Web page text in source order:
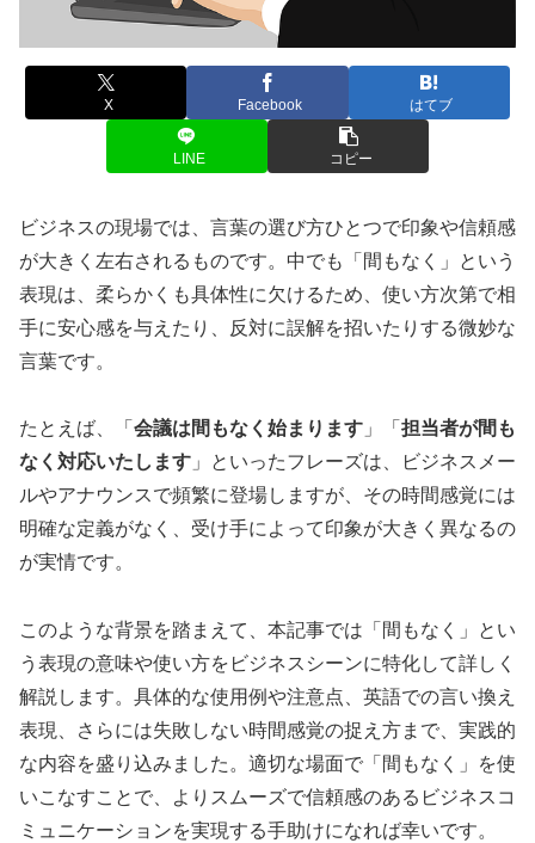
X Facebook はてブ
LINE コピー
ビジネスの現場では、言葉の選び方ひとつで印象や信頼感
が大きく左右されるものです。中でも「間もなく」という
表現は、柔らかくも具体性に欠けるため、使い方次第で相
手に安心感を与えたり、反対に誤解を招いたりする微妙な
言葉です。
たとえば、「 会議は間もなく始まります 」「 担当者が間も
なく対応いたします 」といったフレーズは、ビジネスメー
ルやアナウンスで頻繁に登場しますが、その時間感覚には
明確な定義がなく、受け手によって印象が大きく異なるの
が実情です。
このような背景を踏まえて、本記事では「間もなく」とい
う表現の意味や使い方をビジネスシーンに特化して詳しく
解説します。具体的な使用例や注意点、英語での言い換え
表現、さらには失敗しない時間感覚の捉え方まで、実践的
な内容を盛り込みました。適切な場面で「間もなく」を使
いこなすことで、よりスムーズで信頼感のあるビジネスコ
ミュニケーションを実現する手助けになれば幸いです。